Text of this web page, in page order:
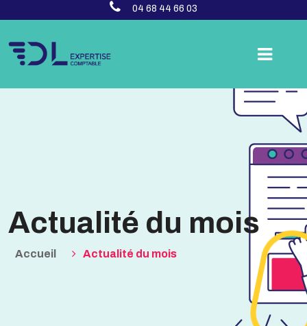
04 68 44 66 03
Actualité du mois
Accueil Actualité du mois